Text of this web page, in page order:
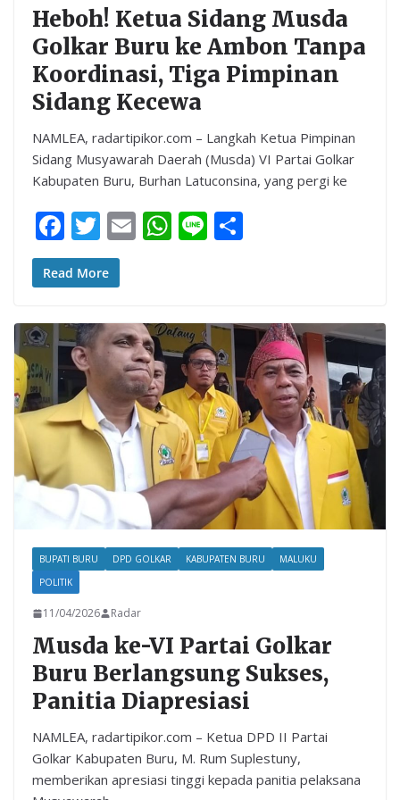
Heboh! Ketua Sidang Musda
Golkar Buru ke Ambon Tanpa
Koordinasi, Tiga Pimpinan
Sidang Kecewa
NAMLEA, radartipikor.com – Langkah Ketua Pimpinan
Sidang Musyawarah Daerah (Musda) VI Partai Golkar
Kabupaten Buru, Burhan Latuconsina, yang pergi ke
F
ac
e
o
o
k
T
w
itt
E W
A
p
p
Li
Read More
BUPATI BURU DPD GOLKAR KABUPATEN BURU
MALUKU
POLITIK
11/04/2026 Radar
Musda ke-VI Partai Golkar
Buru Berlangsung Sukses,
Panitia Diapresiasi
NAMLEA, radartipikor.com – Ketua DPD II Partai
Golkar Kabupaten Buru, M. Rum Suplestuny,
memberikan apresiasi tinggi kepada panitia pelaksana